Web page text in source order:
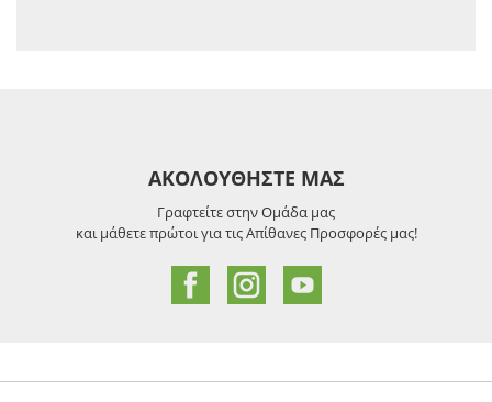
ΑΚΟΛΟΥΘΗΣΤΕ ΜΑΣ
Γραφτείτε στην Ομάδα μας
και μάθετε πρώτοι για τις Απίθανες Προσφορές μας!